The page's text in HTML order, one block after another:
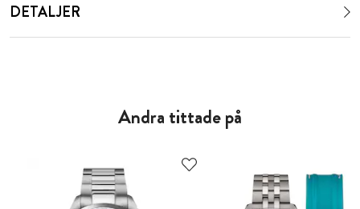
DETALJER
Andra tittade på